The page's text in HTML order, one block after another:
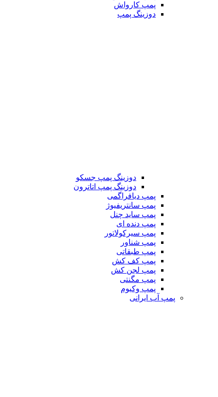
پمپ کارواش
دوزینگ پمپ
دوزینگ پمپ جسکو
دوزینگ پمپ اتاترون
پمپ دیافراگمی
پمپ سانتریفیوژ
پمپ ساید چنل
پمپ دنده ای
پمپ سیرکولاتور
پمپ شناور
پمپ طبقاتی
پمپ کف کش
پمپ لجن کش
پمپ مگنتی
پمپ وکیوم
پمپ آب ایرانی